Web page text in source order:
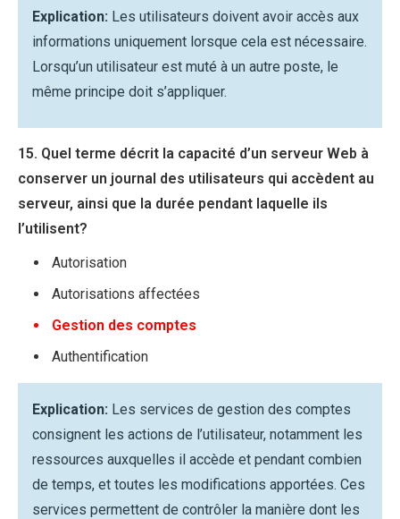
Explication: Les utilisateurs doivent avoir accès aux
informations uniquement lorsque cela est nécessaire.
Lorsqu’un utilisateur est muté à un autre poste, le
même principe doit s’appliquer.
15. Quel terme décrit la capacité d’un serveur Web à
conserver un journal des utilisateurs qui accèdent au
serveur, ainsi que la durée pendant laquelle ils
l’utilisent?
Autorisation
Autorisations affectées
Gestion des comptes
Authentification
Explication: Les services de gestion des comptes
consignent les actions de l’utilisateur, notamment les
ressources auxquelles il accède et pendant combien
de temps, et toutes les modifications apportées. Ces
services permettent de contrôler la manière dont les